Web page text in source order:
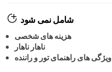
شامل نمی شود
هزینه های شخصی
ناهار ناهار
ویژگی های راهنمای تور و راننده